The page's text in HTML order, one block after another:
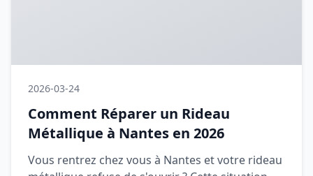
2026-03-24
Comment Réparer un Rideau
Métallique à Nantes en 2026
Vous rentrez chez vous à Nantes et votre rideau